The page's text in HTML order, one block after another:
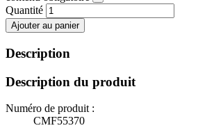
Quantité
Ajouter au panier
Description
Description du produit
Numéro de produit :
CMF55370